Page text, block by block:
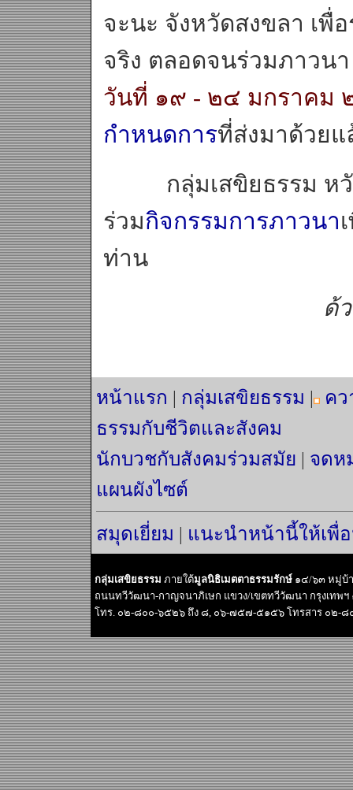
จะนะ จังหวัดสงขลา เพื่
จริง ตลอดจนร่วมภาว
วันที่ ๑๙ - ๒๔ มกราคม
กำหนดการที่ส่งมาด้วยแ
กลุ่มเสขิยธรรม หวัง
ร่วมกิจกรรมการภาวนา
ท่าน
ด้
หน้าแรก | กลุ่มเสขิยธรรม |
คว
ธรรมกับชีวิตและสังคม
นักบวชกับสังคมร่วมสมัย | จดห
แผนผังไซต์
สมุดเยี่ยม | แนะนำหน้านี้ให้เพื่
กลุ่มเสขิยธรรม ภายใต้มูลนิธิเมตตาธรรมรักษ์ ๑๔/๖๓ หมู่บ้
ถนนทวีวัฒนา-กาญจนาภิเษก แขวง/เขตทวีวัฒนา กรุงเทพฯ
โทร. ๐๒-๘๐๐-๖๕๒๖ ถึง ๘, ๐๖-๗๕๗-๕๑๕๖ โทรสาร ๐๒-